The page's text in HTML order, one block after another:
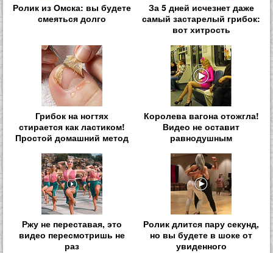
Ролик из Омска: вы будете
смеяться долго
За 5 дней исчезнет даже
самый застарелый грибок:
вот хитрость
Грибок на ногтях
стирается как ластиком!
Простой домашний метод
Королева вагона отожгла!
Видео не оставит
равнодушным
Ржу не переставая, это
видео пересмотришь не
раз
Ролик длится пару секунд,
но вы будете в шоке от
увиденного